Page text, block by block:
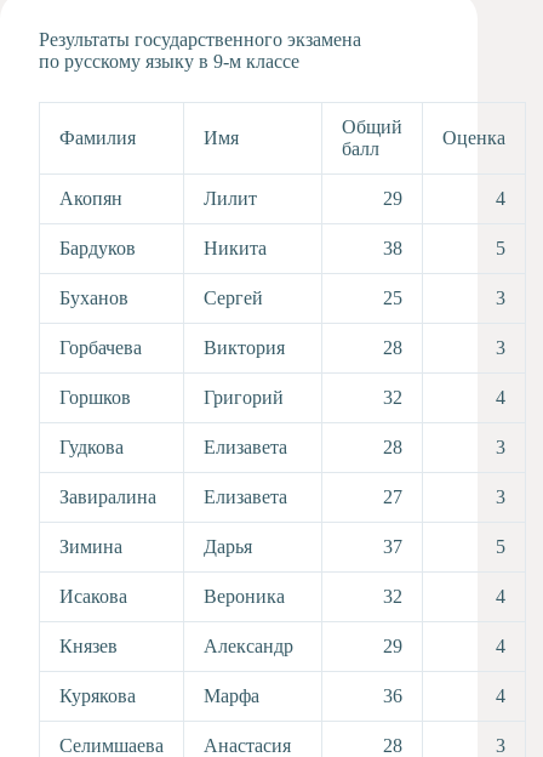
студия
отделение
Психологическая
Тьюторская
Результаты государственного экзамена
по русскому языку в 9-м классе
Фамилия Имя
Общий
балл
Оценка
Акопян Лилит 29 4
Бардуков Никита 38 5
Буханов Сергей 25 3
Горбачева Виктория 28 3
Горшков Григорий 32 4
Гудкова Елизавета 28 3
Завиралина Елизавета 27 3
Зимина Дарья 37 5
Исакова Вероника 32 4
Князев Александр 29 4
Курякова Марфа 36 4
Селимшаева Анастасия 28 3